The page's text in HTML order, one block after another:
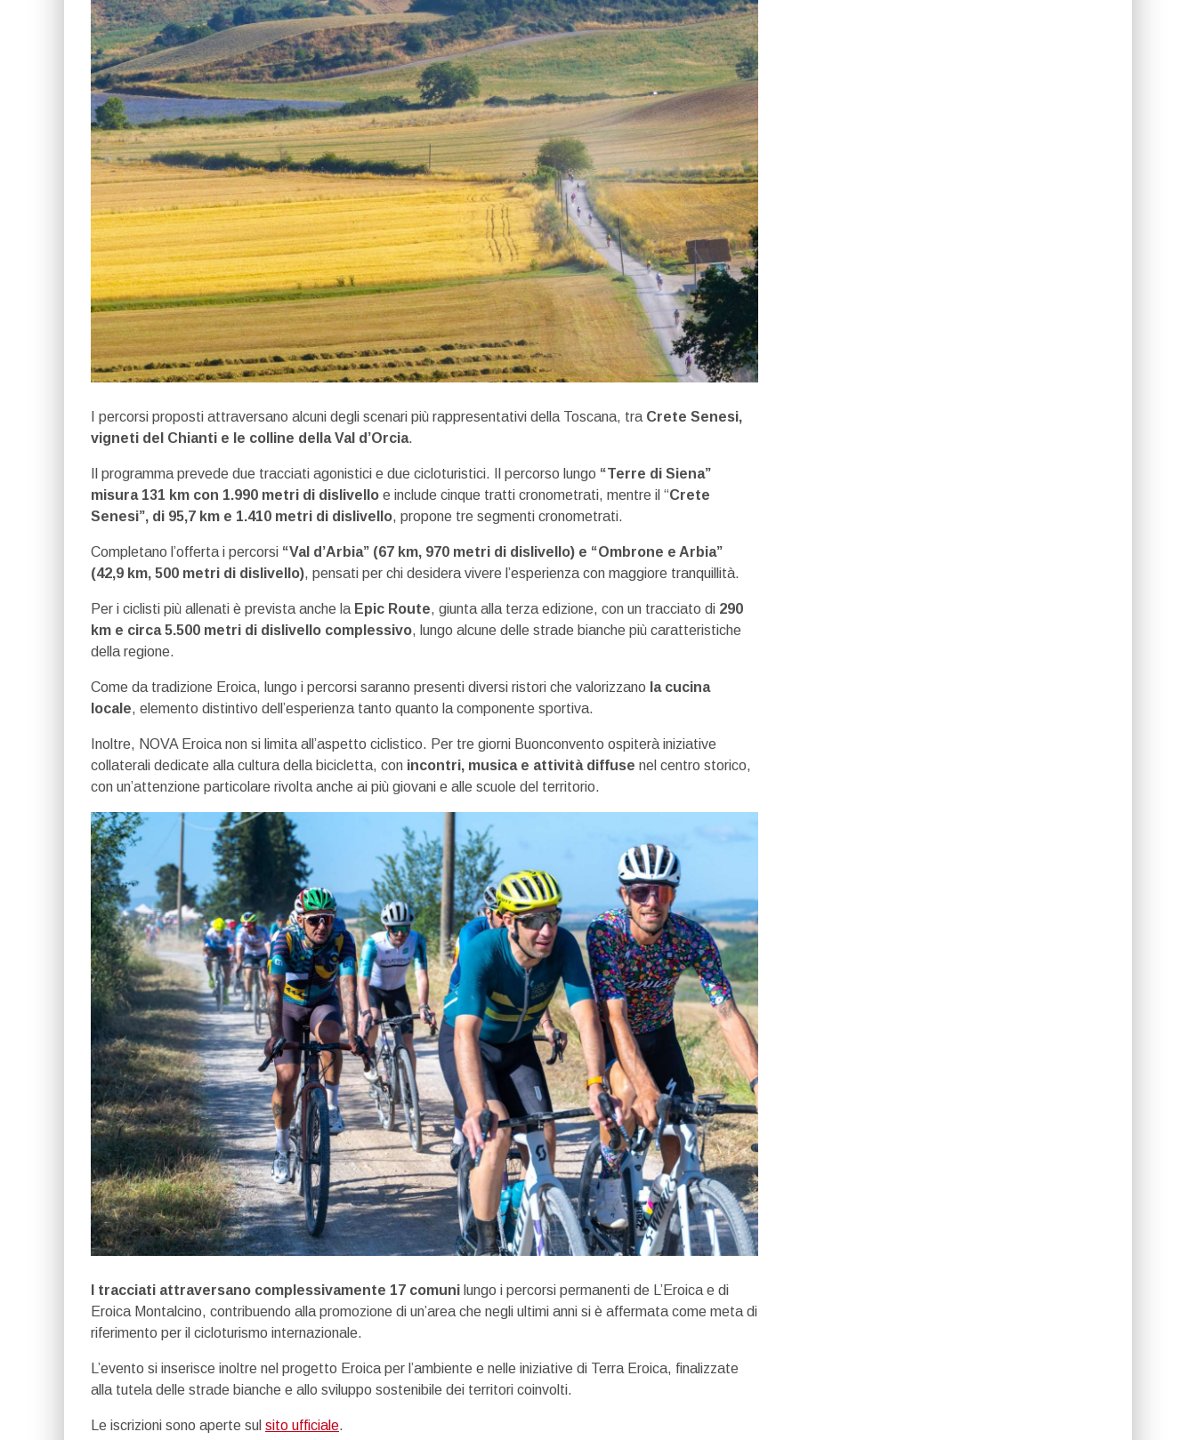
I percorsi proposti attraversano alcuni degli scenari più rappresentativi della Toscana, tra Crete Senesi,
vigneti del Chianti e le colline della Val d’Orcia.
Il programma prevede due tracciati agonistici e due cicloturistici. Il percorso lungo “Terre di Siena”
misura 131 km con 1.990 metri di dislivello e include cinque tratti cronometrati, mentre il “Crete
Senesi”, di 95,7 km e 1.410 metri di dislivello, propone tre segmenti cronometrati.
Completano l’offerta i percorsi “Val d’Arbia” (67 km, 970 metri di dislivello) e “Ombrone e Arbia”
(42,9 km, 500 metri di dislivello), pensati per chi desidera vivere l’esperienza con maggiore tranquillità.
Per i ciclisti più allenati è prevista anche la Epic Route, giunta alla terza edizione, con un tracciato di 290
km e circa 5.500 metri di dislivello complessivo, lungo alcune delle strade bianche più caratteristiche
della regione.
Come da tradizione Eroica, lungo i percorsi saranno presenti diversi ristori che valorizzano la cucina
locale, elemento distintivo dell’esperienza tanto quanto la componente sportiva.
Inoltre, NOVA Eroica non si limita all’aspetto ciclistico. Per tre giorni Buonconvento ospiterà iniziative
collaterali dedicate alla cultura della bicicletta, con incontri, musica e attività diffuse nel centro storico,
con un’attenzione particolare rivolta anche ai più giovani e alle scuole del territorio.
I tracciati attraversano complessivamente 17 comuni lungo i percorsi permanenti de L’Eroica e di
Eroica Montalcino, contribuendo alla promozione di un’area che negli ultimi anni si è affermata come meta di
riferimento per il cicloturismo internazionale.
L’evento si inserisce inoltre nel progetto Eroica per l’ambiente e nelle iniziative di Terra Eroica, finalizzate
alla tutela delle strade bianche e allo sviluppo sostenibile dei territori coinvolti.
Le iscrizioni sono aperte sul sito ufficiale.